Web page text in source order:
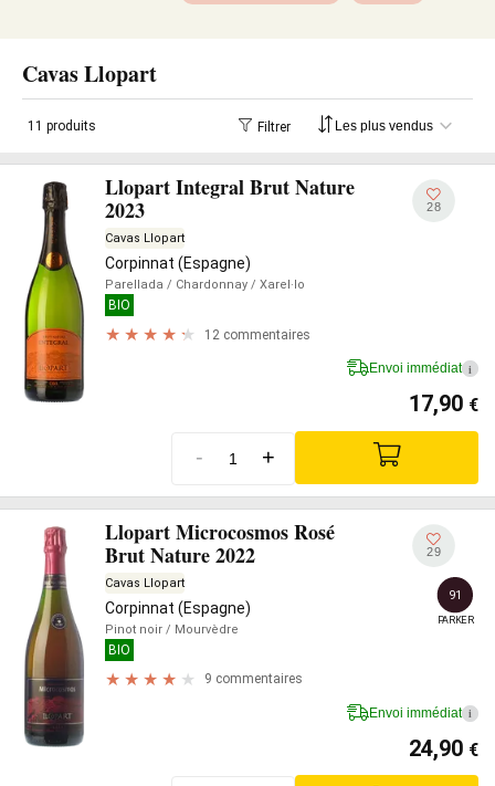
Cavas Llopart
11 produits Filtrer
Llopart Integral Brut Nature
2023
Cavas Llopart
Corpinnat (Espagne)
Parellada / Chardonnay / Xarel·lo
BIO
12 commentaires
28
Envoi immédiat i
17,90 €
- +
Llopart Microcosmos Rosé
Brut Nature 2022
Cavas Llopart
Corpinnat (Espagne)
Pinot noir / Mourvèdre
BIO
9 commentaires
29
91
PARKER
Envoi immédiat i
24,90 €